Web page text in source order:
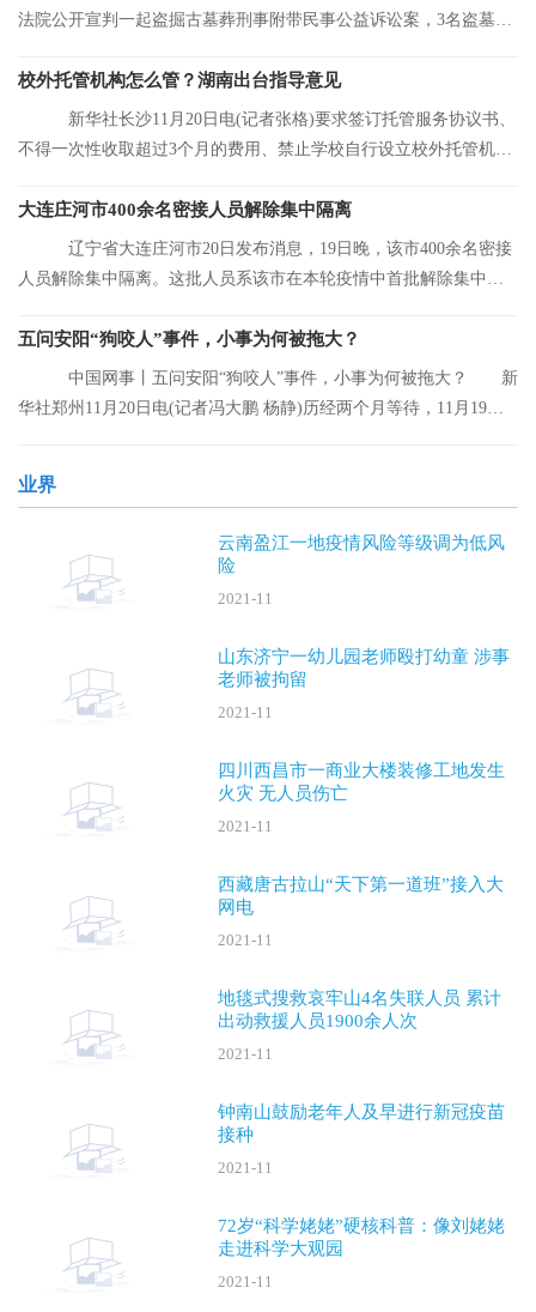
法院公开宣判一起盗掘古墓葬刑事附带民事公益诉讼案，3名盗墓者
校外托管机构怎么管？湖南出台指导意见
新华社长沙11月20日电(记者张格)要求签订托管服务协议书、
不得一次性收取超过3个月的费用、禁止学校自行设立校外托管机
大连庄河市400余名密接人员解除集中隔离
辽宁省大连庄河市20日发布消息，19日晚，该市400余名密接
人员解除集中隔离。这批人员系该市在本轮疫情中首批解除集中隔
五问安阳“狗咬人”事件，小事为何被拖大？
中国网事丨五问安阳“狗咬人”事件，小事为何被拖大？ 新
华社郑州11月20日电(记者冯大鹏 杨静)历经两个月等待，11月19日
业界
云南盈江一地疫情风险等级调为低风
险
2021-11
山东济宁一幼儿园老师殴打幼童 涉事
老师被拘留
2021-11
四川西昌市一商业大楼装修工地发生
火灾 无人员伤亡
2021-11
西藏唐古拉山“天下第一道班”接入大
网电
2021-11
地毯式搜救哀牢山4名失联人员 累计
出动救援人员1900余人次
2021-11
钟南山鼓励老年人及早进行新冠疫苗
接种
2021-11
72岁“科学姥姥”硬核科普：像刘姥姥
走进科学大观园
2021-11